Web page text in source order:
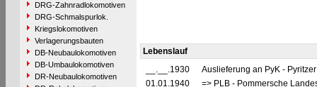
DRG-Zahnradlokomotiven
DRG-Schmalspurlok.
Kriegslokomotiven
Verlagerungsbauten
DB-Neubaulokomotiven
DB-Umbaulokomotiven
DR-Neubaulokomotiven
Lebenslauf
__.__.1930
Auslieferung an PyK -
01.01.1940
=> PLB - Pommersche